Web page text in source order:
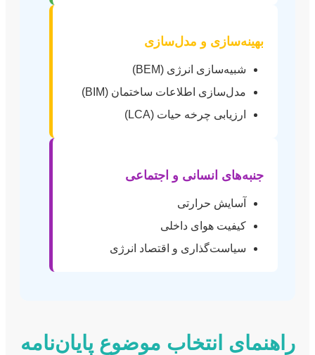
بهینه‌سازی و مدل‌سازی
شبیه‌سازی انرژی (BEM)
مدل‌سازی اطلاعات ساختمان (BIM)
ارزیابی چرخه حیات (LCA)
جنبه‌های انسانی و اجتماعی
آسایش حرارتی
کیفیت هوای داخلی
سیاست‌گذاری و اقتصاد انرژی
راهنمای انتخاب موضوع پایان‌نامه